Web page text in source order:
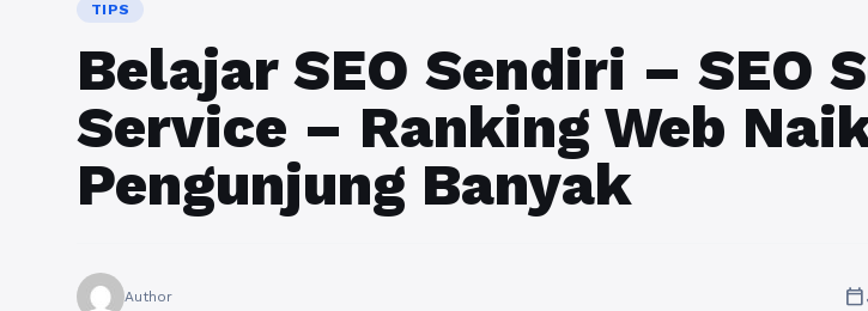
TIPS
Belajar SEO Sendiri – SEO
Service – Ranking Web
Pengunjung Banyak
Author calendar_today